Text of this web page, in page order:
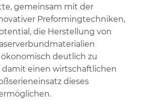
gemeinsam mit der
Preformingtechniken,
die Herstellung von
deutlich zu
damit einen wirtschaftlichen
dieses